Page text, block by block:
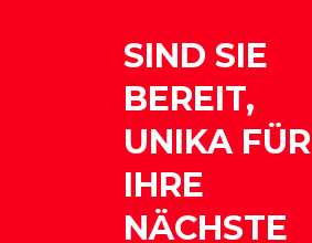
SIND SIE
BEREIT,
UNIKA FÜR
IHRE
NÄCHSTE